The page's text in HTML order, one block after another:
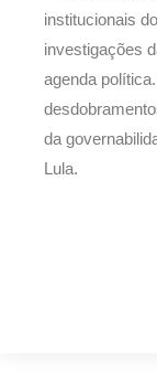
institucionais
investigações
agenda
da
Lula.